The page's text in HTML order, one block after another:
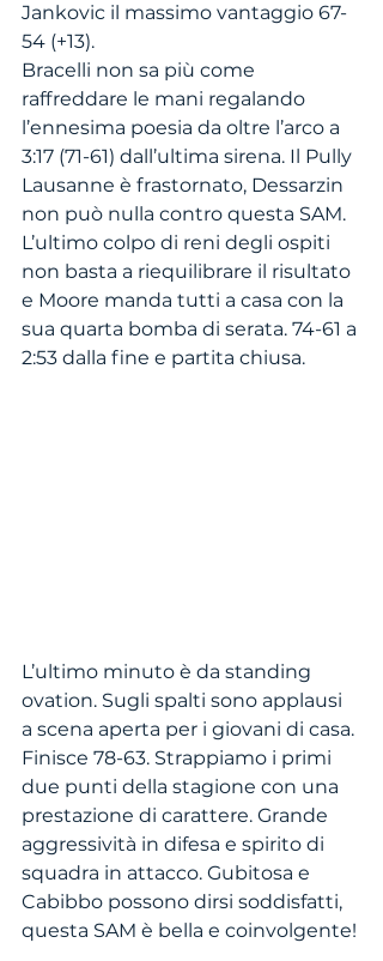
Jankovic il massimo vantaggio 67-
54 (+13).
Bracelli non sa più come
raffreddare le mani regalando
l’ennesima poesia da oltre l’arco a
3:17 (71-61) dall’ultima sirena. Il Pully
Lausanne è frastornato, Dessarzin
non può nulla contro questa SAM.
L’ultimo colpo di reni degli ospiti
non basta a riequilibrare il risultato
e Moore manda tutti a casa con la
sua quarta bomba di serata. 74-61 a
2:53 dalla fine e partita chiusa.
L’ultimo minuto è da standing
ovation. Sugli spalti sono applausi
a scena aperta per i giovani di casa.
Finisce 78-63. Strappiamo i primi
due punti della stagione con una
prestazione di carattere. Grande
aggressività in difesa e spirito di
squadra in attacco. Gubitosa e
Cabibbo possono dirsi soddisfatti,
questa SAM è bella e coinvolgente!